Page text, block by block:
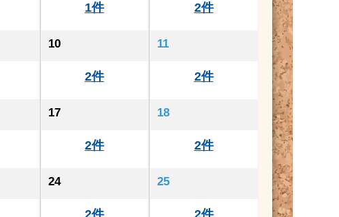
1件 2件
10
2件
11
2件
17
2件
18
2件
24 25